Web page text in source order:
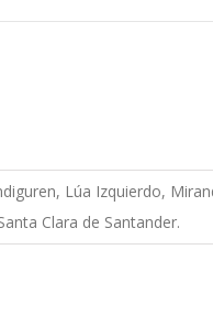
Lúa Izquierdo,
Clara de Santander.